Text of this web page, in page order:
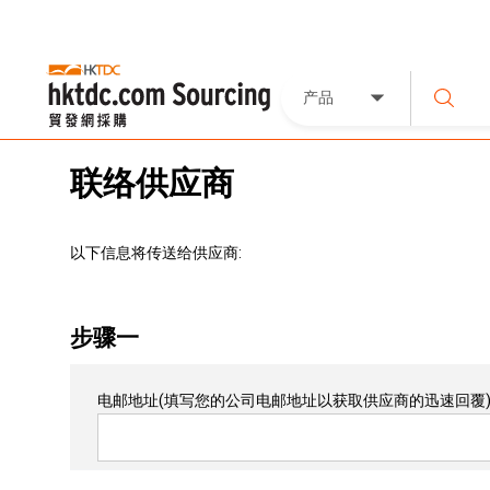
产品
联络供应商
以下信息将传送给供应商:
步骤一
电邮地址(填写您的公司电邮地址以获取供应商的迅速回覆)